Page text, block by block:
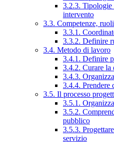
3.2.3. Tipologie
intervento
3.3. Competenze,
3.3.1.
3.3.2. Definire
3.4. Metodo di lavoro
3.4.1. Definire
3.4.2. Curare la
3.4.3.
3.4.4. Prendere
3.5. Il processo
3.5.1.
3.5.2.
pubblico
3.5.3.
servizio